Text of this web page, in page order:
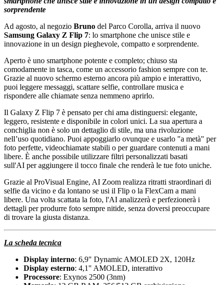
sorprendente
Ad agosto, al negozio Bruno del Parco Corolla, arriva il nuovo
Samsung Galaxy Z Flip 7: lo smartphone che unisce stile e
innovazione in un design pieghevole, compatto e sorprendente.
Aperto è uno smartphone potente e completo; chiuso sta
comodamente in tasca, come un accessorio fashion sempre con te.
Grazie al nuovo schermo esterno ancora più ampio e interattivo,
puoi leggere messaggi, scattare selfie, controllare musica e
rispondere alle chiamate senza nemmeno aprirlo.
Il Galaxy Z Flip 7 è pensato per chi ama distinguersi: elegante,
leggero, resistente e disponibile in colori unici. La sua apertura a
conchiglia non è solo un dettaglio di stile, ma una rivoluzione
nell’uso quotidiano. Puoi appoggiarlo ovunque e usarlo "a metà" per
foto perfette, videochiamate stabili o per guardare contenuti a mani
libere. È anche possibile utilizzare filtri personalizzati basati
sull'AI per aggiungere il tocco finale che renderà le tue foto uniche.
Grazie al ProVisual Engine, AI Zoom realizza ritratti straordinari di
selfie da vicino e da lontano se usi il Flip o la FlexCam a mani
libere. Una volta scattata la foto, l'AI analizzerà e perfezionerà i
dettagli per produrre foto sempre nitide, senza doversi preoccupare
di trovare la giusta distanza.
La scheda tecnica
Display interno: 6,9" Dynamic AMOLED 2X, 120Hz
Display esterno: 4,1" AMOLED, interattivo
Processore: Exynos 2500 (3nm)